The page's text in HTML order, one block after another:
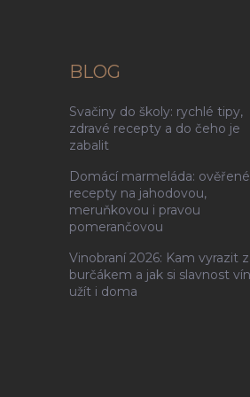
BLOG
Svačiny do školy: rychlé tipy,
zdravé recepty a do čeho je
zabalit
Domácí marmeláda: ověřené
recepty na jahodovou,
meruňkovou i pravou
pomerančovou
Vinobraní 2026: Kam vyrazit
burčákem a jak si slavnost
užít i doma